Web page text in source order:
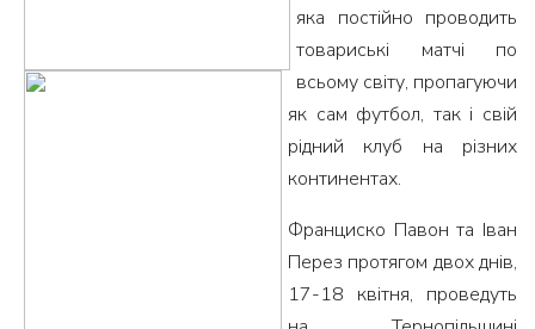
яка постійно проводить
товариські матчі по
всьому світу, пропагуючи
як сам футбол, так і свій
рідний клуб на різних
континентах.
Франциско Павон та Іван
Перез протягом двох днів,
17-18 квітня, проведуть